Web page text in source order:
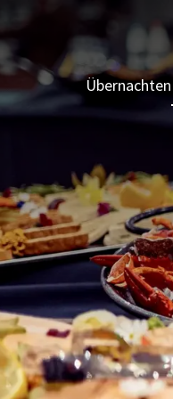
Übernachten